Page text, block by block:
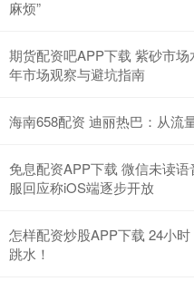
麻烦”
期货配资吧APP下载 紫砂市
年市场观察与避坑指南
海南658配资 迪丽热巴：从流
免息配资APP下载 微信未读
服回应称iOS端逐步开放
怎样配资炒股APP下载 24小
跳水！